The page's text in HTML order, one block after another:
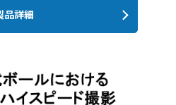
品詳細